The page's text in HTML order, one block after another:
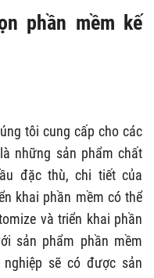
phần mềm kế
tôi cung cấp cho các
những sản phẩm chất
đặc thù, chi tiết của
khai phần mềm có thể
và triển khai phần
sản phẩm phần mềm
sẽ có được sản